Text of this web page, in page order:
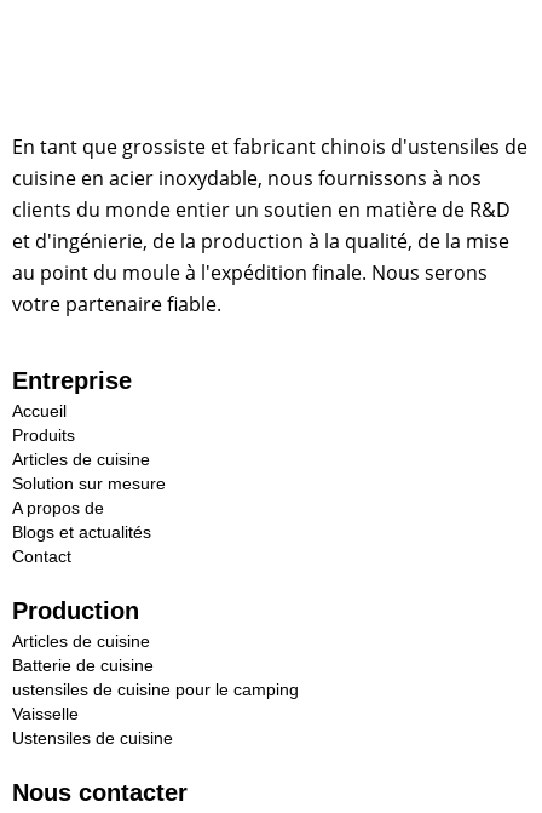
En tant que grossiste et fabricant chinois d'ustensiles de
cuisine en acier inoxydable, nous fournissons à nos
clients du monde entier un soutien en matière de R&D
et d'ingénierie, de la production à la qualité, de la mise
au point du moule à l'expédition finale. Nous serons
votre partenaire fiable.
Entreprise
Accueil
Produits
Articles de cuisine
Solution sur mesure
A propos de
Blogs et actualités
Contact
Production
Articles de cuisine
Batterie de cuisine
ustensiles de cuisine pour le camping
Vaisselle
Ustensiles de cuisine
Nous contacter